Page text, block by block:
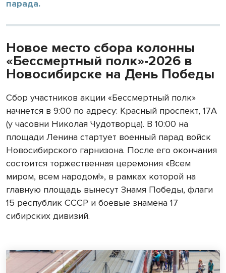
парада.
Новое место сбора колонны
«Бессмертный полк»-2026 в
Новосибирске на День Победы
Сбор участников акции «Бессмертный полк»
начнется в 9:00 по адресу: Красный проспект, 17А
(у часовни Николая Чудотворца). В 10:00 на
площади Ленина стартует военный парад войск
Новосибирского гарнизона. После его окончания
состоится торжественная церемония «Всем
миром, всем народом!», в рамках которой на
главную площадь вынесут Знамя Победы, флаги
15 республик СССР и боевые знамена 17
сибирских дивизий.